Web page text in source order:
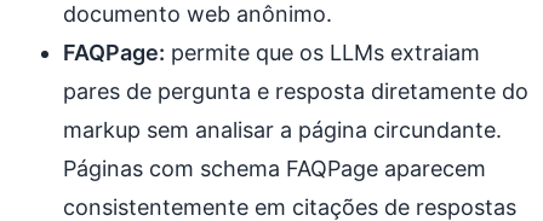
documento web anônimo.
FAQPage: permite que os LLMs extraiam
pares de pergunta e resposta diretamente do
markup sem analisar a página circundante.
Páginas com schema FAQPage aparecem
consistentemente em citações de respostas